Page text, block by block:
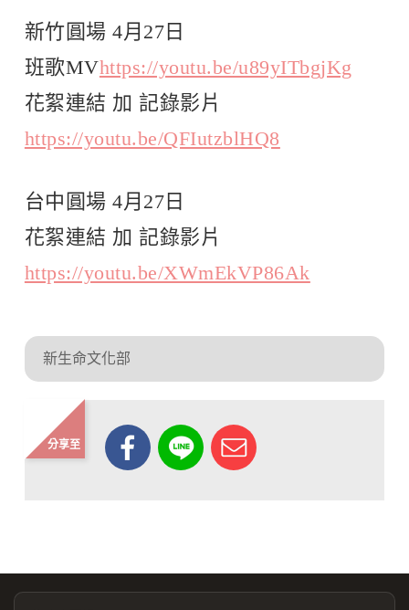
新竹圓場 4月27日
班歌MVhttps://youtu.be/u89yITbgjKg
花絮連結 加 記錄影片
https://youtu.be/QFIutzblHQ8
台中圓場 4月27日
花絮連結 加 記錄影片
https://youtu.be/XWmEkVP86Ak
新生命文化部
分享至